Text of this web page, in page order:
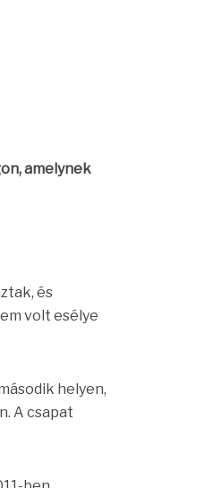
amelynek
és
volt esélye
helyen,
A csapat